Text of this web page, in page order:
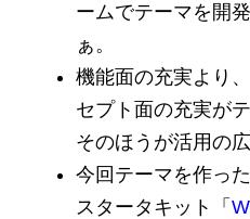
ームでテーマを開
ぁ。
機能面の充実より
セプト面の充実が
そのほうが活用の
今回テーマを作っ
スタータキット「